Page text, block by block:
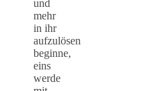
und
mehr
in ihr
aufzulösen
beginne,
eins
werde